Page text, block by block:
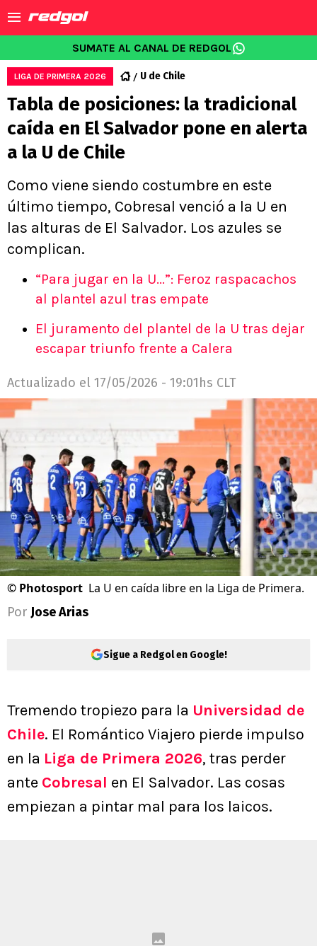
SUMATE AL CANAL DE REDGOL
LIGA DE PRIMERA 2026 U de Chile
Tabla de posiciones: la tradicional
caída en El Salvador pone en alerta
a la U de Chile
Como viene siendo costumbre en este
último tiempo, Cobresal venció a la U en
las alturas de El Salvador. Los azules se
complican.
“Para jugar en la U...”: Feroz raspacachos
al plantel azul tras empate
El juramento del plantel de la U tras dejar
escapar triunfo frente a Calera
Actualizado el 17/05/2026 - 19:01hs CLT
© Photosport La U en caída libre en la Liga de Primera.
Por Jose Arias
Sigue a Redgol en Google!
Tremendo tropiezo para la Universidad de
Chile. El Romántico Viajero pierde impulso
en la Liga de Primera 2026, tras perder
ante Cobresal en El Salvador. Las cosas
empiezan a pintar mal para los laicos.